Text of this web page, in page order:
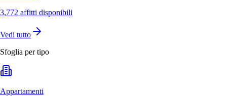
3,772 affitti disponibili
Vedi tutto
Sfoglia per tipo
Appartamenti